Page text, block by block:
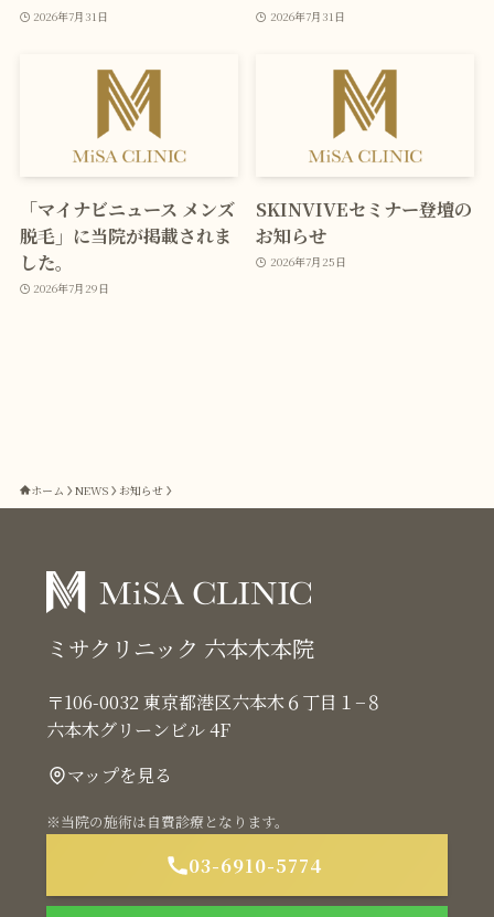
2026年7月31日 2026年7月31日
「マイナビニュース メンズ
脱毛」に当院が掲載されま
した。
2026年7月29日
SKINVIVEセミナー登壇の
お知らせ
2026年7月25日
ホーム NEWS お知らせ
ミサクリニック 六本木本院
〒106-0032 東京都港区六本木６丁目１−８
六本木グリーンビル 4F
マップを見る
※当院の施術は自費診療となります。
03-6910-5774